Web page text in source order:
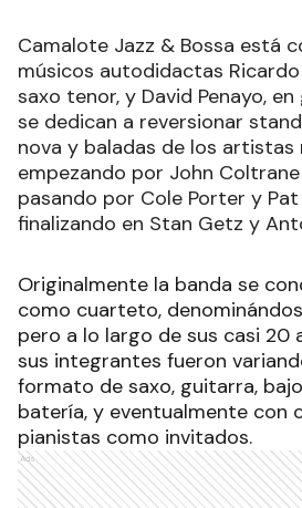
Camalote Jazz & Bossa está
músicos autodidactas Ricardo
saxo tenor, y David Penayo,
se dedican a reversionar
nova y baladas de los artistas
empezando por John Coltrane
pasando por Cole Porter y
finalizando en Stan Getz y
Originalmente la banda se
como cuarteto,
pero a lo largo de sus casi 20
sus integrantes fueron
formato de saxo, guitarra,
batería, y eventualmente con
pianistas como invitados.
Ads